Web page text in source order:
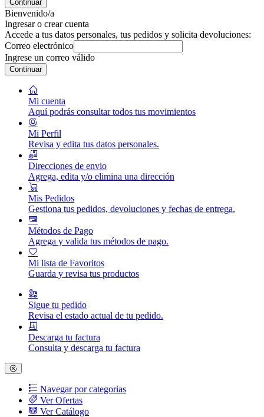
Continuar
Bienvenido/a
Ingresar o crear cuenta
Accede a tus datos personales, tus pedidos y solicita devoluciones:
Correo electrónico
Ingrese un correo válido
Continuar
Mi cuenta
Aquí podrás consultar todos tus movimientos
Mi Perfil
Revisa y edita tus datos personales.
Direcciones de envio
Agrega, edita y/o elimina una dirección
Mis Pedidos
Gestiona tus pedidos, devoluciones y fechas de entrega.
Métodos de Pago
Agrega y valida tus métodos de pago.
Mi lista de Favoritos
Guarda y revisa tus productos
Sigue tu pedido
Revisa el estado actual de tu pedido.
Descarga tu factura
Consulta y descarga tu factura
Navegar por categorias
Ver Ofertas
Ver Catálogo